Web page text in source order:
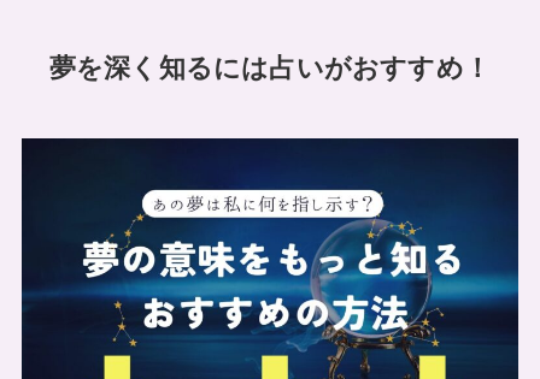
夢を深く知るには占いがおすすめ！